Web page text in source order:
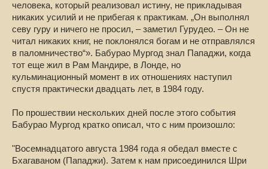
человека, который реализовал истину, не прикладывая
никаких усилий и не прибегая к практикам. „Он выполнял
севу гуру и ничего не просил, – заметил Гурудео. – Он не
читал никаких книг, не поклонялся богам и не отправлялся
в паломничество“». Бабурао Мургод знал Пападжи, когда
тот еще жил в Рам Мандире, в Лонде, но
кульминационный момент в их отношениях наступил
спустя практически двадцать лет, в 1984 году.
По прошествии нескольких дней после этого события
Бабурао Мургод кратко описал, что с ним произошло:
"Восемнадцатого августа 1984 года я обедал вместе с
Бхагаваном (Пападжи). Затем к нам присоединился Шри